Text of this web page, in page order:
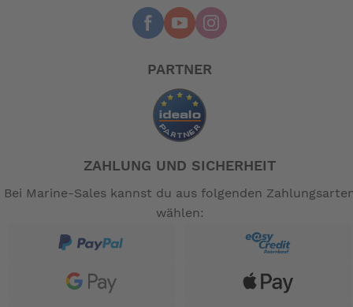
: nein
: Promax TX-115C, V-Brake
: Kenda K193 40-406
: 80 x 34.5 x 66.5 cm
-- Auf Produktfotos angezeigte Dekorationsartikel
PARTNER
ZAHLUNG UND SICHERHEIT
Bei Marine-Sales kannst du aus folgenden
wählen: